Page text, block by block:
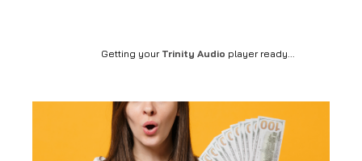
Getting your Trinity Audio player ready...